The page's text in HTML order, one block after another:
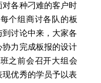
各种刁难的客户时
个组商讨各队的板
讨论中来，大家各
力完成板报的设计
之前会召开大组会
优秀的学员予以表